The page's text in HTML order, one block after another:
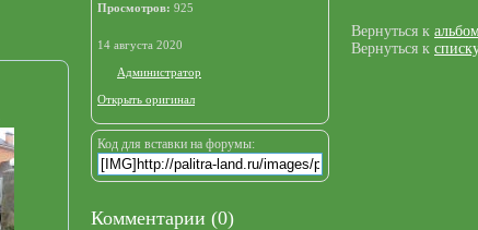
Просмотров: 925
14 августа 2020
Администратор
Открыть оригинал
Вернуться к
Вернуться к
Код для вставки на форумы:
Комментарии (0)